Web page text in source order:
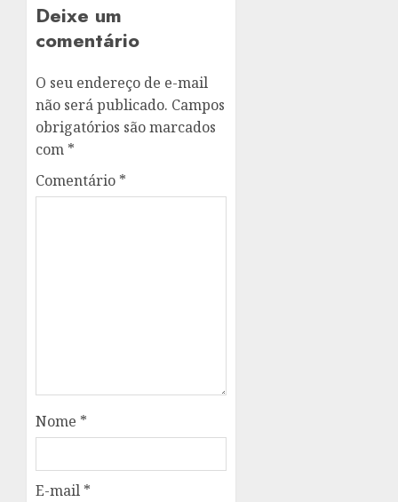
Deixe um
comentário
O seu endereço de e-mail
não será publicado. Campos
obrigatórios são marcados
com *
Comentário *
Nome *
E-mail *